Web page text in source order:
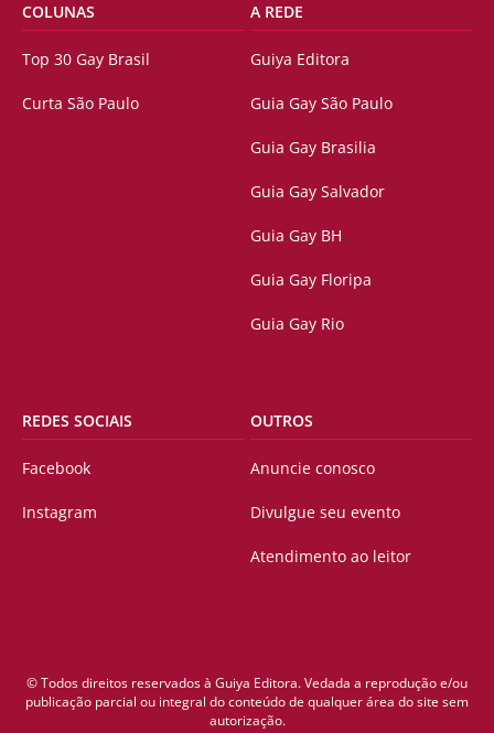
COLUNAS
Top 30 Gay Brasil
Curta São Paulo
A REDE
Guiya Editora
Guia Gay São Paulo
Guia Gay Brasilia
Guia Gay Salvador
Guia Gay BH
Guia Gay Floripa
Guia Gay Rio
REDES SOCIAIS
Facebook
Instagram
OUTROS
Anuncie conosco
Divulgue seu evento
Atendimento ao leitor
© Todos direitos reservados à Guiya Editora. Vedada a reprodução e/ou
publicação parcial ou integral do conteúdo de qualquer área do site sem
autorização.